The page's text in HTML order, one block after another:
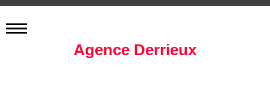
Agence Derrieux